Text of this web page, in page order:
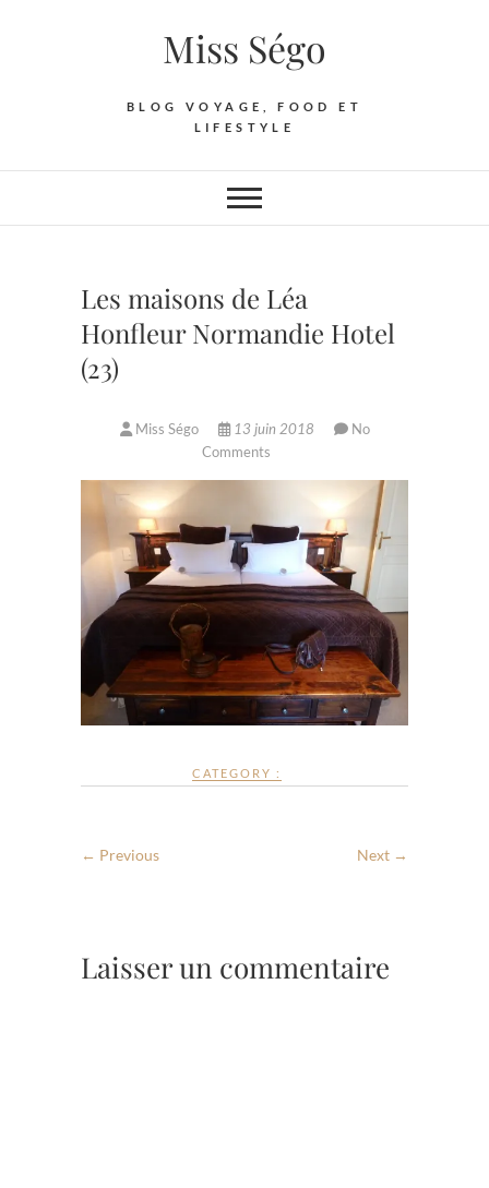
Miss Ségo
BLOG VOYAGE, FOOD ET
LIFESTYLE
Les maisons de Léa
Honfleur Normandie Hotel
(23)
Miss Ségo 13 juin 2018
No
Comments
CATEGORY :
← Previous Next →
Laisser un commentaire